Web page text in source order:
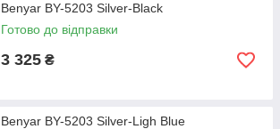
Benyar BY-5203 Silver-Black
Готово до відправки
3 325 ₴
Benyar BY-5203 Silver-Ligh Blue